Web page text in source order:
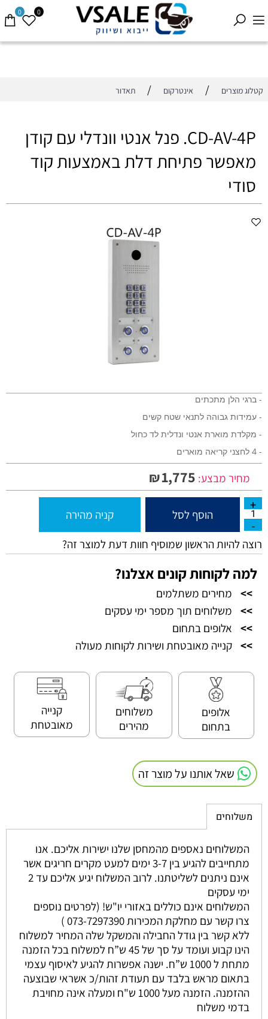
0 0
קטלוג מוצרים / אינטרקום / תאדור
CD-AV-4P. פנל אנטי וונדלי עם קודן
מאפשר פתיחת דלת באמצעות קוד
סודי
- ברגי הלן מתכתים
- עמידות גבוהה לתנאי שטח קשים
- מקלדת מוארת אנטי ונדלית לד כחול
- 4 לחצני קריאה מוארים
מחיר מבצע: ₪1,775
הוסף לסל קניה מהירה
רוצה להיות הראשון שמוסיף חוות דעת למוצר זה?
למה לקוחות קונים אצלנו?
>>
מחירים משתלמים
>>
משלוחים תוך מספר ימי עסקים
>>
אלופים בתחום
>> קנייה מאובטחת ושירות לקוחות מעולה
אלופים
בתחום
משלוחים
מהירים
קנייה
מאובטחת
שאל אותנו על מוצר זה
משלוחים
המשלוחים נאספים מהמחסן שלנו ישירות אליכם. אנו
מתחייבים להגיע בין 3-7 ימים למעט מקרים חריגים אשר
אינם ניתנים לשליטתנו. לרוב המשלוח יגיע אליכם עד 2
ימי עסקים
המשלוחים אינם כוללים באזורי יו"ש! (לפרטים נוספים
צרו קשר עם מחלקת המכירות 073-7297390 )
ללא קשר בין גודל החבילה והמשקל שלה המחיר למשלוח
הינו קבוע ועומד על סך של 45 ש”ח למשלוח בכל הזמנה
מתחת ל 1000 ש”ח. ישנה אפשרות להגיע לאיסוף עצמי
בתאום מראש בלבד עם תעודת זהות/כ אשראי שבוצעה
ההזמנה. הזמנה מעל 1000 ש"ח ומעלה אינה מחויבת
בדמי משלוח